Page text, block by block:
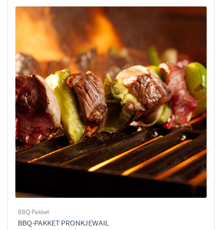
BBQ-Pakket
BBQ-PAKKET PRONKJEWAIL